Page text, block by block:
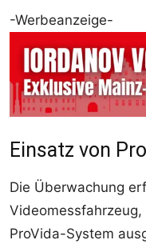
-Werbeanzeige-
Einsatz von
Die Überwachung
ProVida-System